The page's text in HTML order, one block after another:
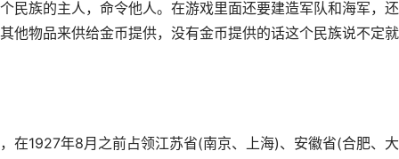
民族的主人，命令他人。在游戏里面还要建造军队和海军，
他物品来供给金币提供，没有金币提供的话这个民族说不定
在1927年8月之前占领江苏省(南京、上海)、安徽省(合肥、大